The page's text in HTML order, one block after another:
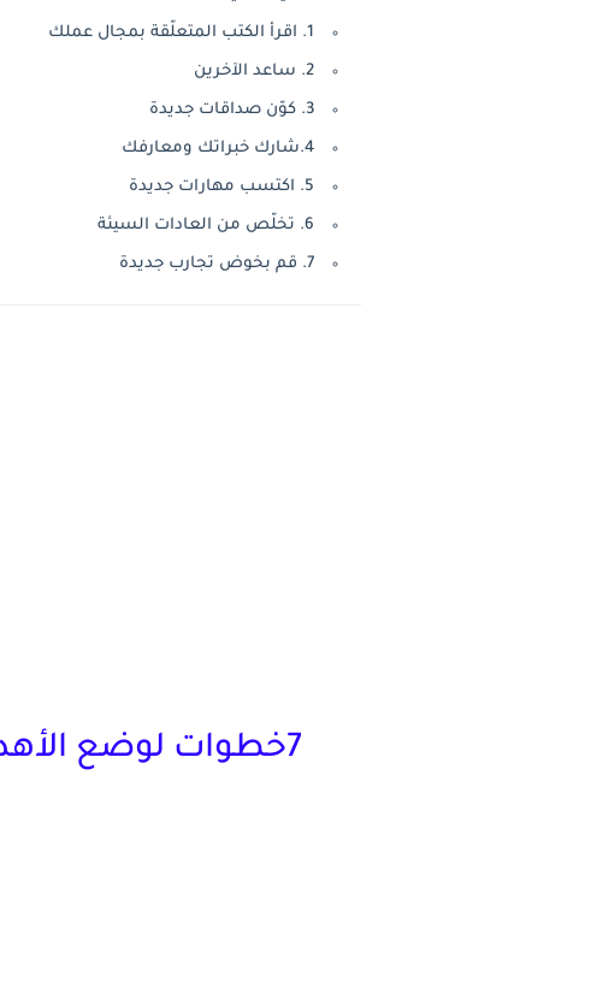
1. اقرأ الكتب المتعلّقة بمجال عملك
2. ساعد الآخرين
3. كوّن صداقات جديدة
4.شارك خبراتك ومعارفك
5. اكتسب مهارات جديدة
6. تخلّص من العادات السيئة
7. قم بخوض تجارب جديدة